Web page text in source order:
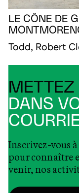
LE CÔNE DE
Todd, Robert
METTEZ
DANS
Inscrivez-vous
pour connaître
venir, nos